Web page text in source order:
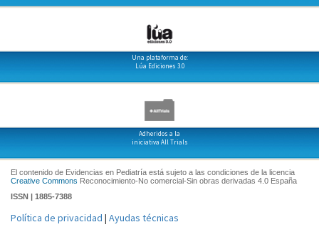
Una plataforma de:
Lúa Ediciones 3.0
Adheridos a la
iniciativa All Trials
El contenido de Evidencias en Pediatría está sujeto a las condiciones de la licencia
Creative Commons Reconocimiento-No comercial-Sin obras derivadas 4.0 España
ISSN | 1885-7388
Política de privacidad | Ayudas técnicas